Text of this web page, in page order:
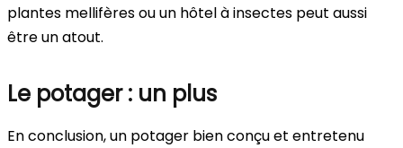
plantes mellifères ou un hôtel à insectes peut aussi
être un atout.
Le potager : un plus
En conclusion, un potager bien conçu et entretenu